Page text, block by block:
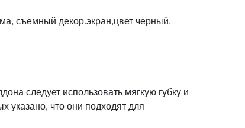
съемный декор.экран,цвет черный.
следует использовать мягкую губку и
указано, что они подходят для